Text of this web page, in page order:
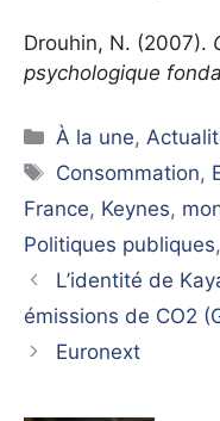
Drouhin, N. (2007).
psychologique
Catégories
À la une,
Étiquettes
Consommation,
France, Keynes,
Politiques publiques,
L’identité de
émissions de CO2
Euronext